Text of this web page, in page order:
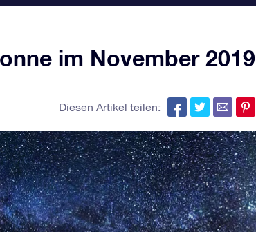
im November 2019
Diesen Artikel teilen: